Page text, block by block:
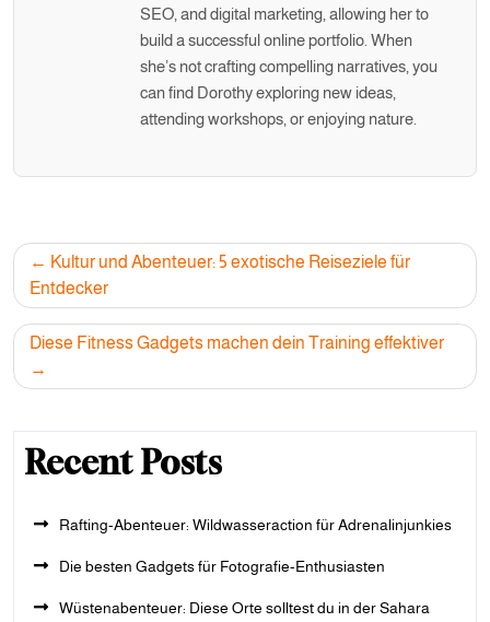
SEO, and digital marketing, allowing her to
build a successful online portfolio. When
she’s not crafting compelling narratives, you
can find Dorothy exploring new ideas,
attending workshops, or enjoying nature.
Post
navigation
Kultur und Abenteuer: 5 exotische Reiseziele für
Entdecker
Diese Fitness Gadgets machen dein Training effektiver
Recent Posts
Rafting-Abenteuer: Wildwasseraction für Adrenalinjunkies
Die besten Gadgets für Fotografie-Enthusiasten
Wüstenabenteuer: Diese Orte solltest du in der Sahara